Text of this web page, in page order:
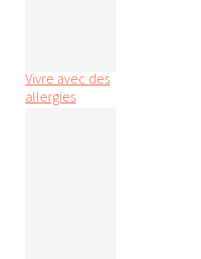
Vivre avec des
allergies